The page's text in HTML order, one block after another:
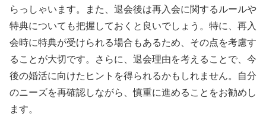
らっしゃいます。また、退会後は再入会に関するルールや
特典についても把握しておくと良いでしょう。特に、再入
会時に特典が受けられる場合もあるため、その点を考慮す
ることが大切です。さらに、退会理由を考えることで、今
後の婚活に向けたヒントを得られるかもしれません。自分
のニーズを再確認しながら、慎重に進めることをお勧めし
ます。